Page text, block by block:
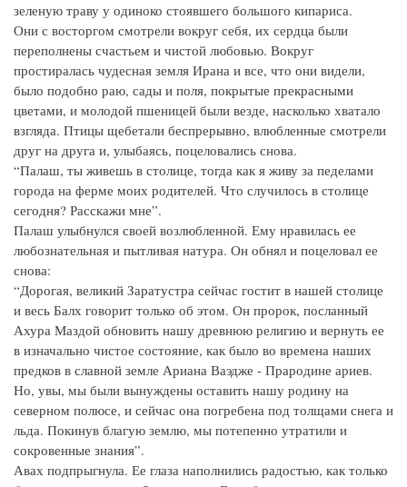
зеленую траву у одиноко стоявшего большого кипариса.
Они с восторгом смотрели вокруг себя, их сердца были
переполнены счастьем и чистой любовью. Вокруг
простиралась чудесная земля Ирана и все, что они видели,
было подобно раю, сады и поля, покрытые прекрасными
цветами, и молодой пшеницей были везде, насколько хватало
взгляда. Птицы щебетали беспрерывно, влюбленные смотрели
друг на друга и, улыбаясь, поцеловались снова.
“Палаш, ты живешь в столице, тогда как я живу за педелами
города на ферме моих родителей. Что случилось в столице
сегодня? Расскажи мне”.
Палаш улыбнулся своей возлюбленной. Ему нравилась ее
любознательная и пытливая натура. Он обнял и поцеловал ее
снова:
“Дорогая, великий Заратустра сейчас гостит в нашей столице
и весь Балх говорит только об этом. Он пророк, посланный
Ахура Маздой обновить нашу древнюю религию и вернуть ее
в изначально чистое состояние, как было во времена наших
предков в славной земле Ариана Ваэдже - Прародине ариев.
Но, увы, мы были вынуждены оставить нашу родину на
северном полюсе, и сейчас она погребена под толщами снега и
льда. Покинув благую землю, мы потепенно утратили и
сокровенные знания”.
Авах подпрыгнула. Ее глаза наполнились радостью, как только